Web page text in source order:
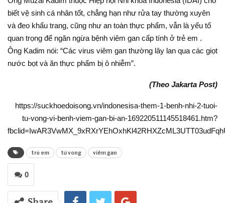
biết vệ sinh cá nhân tốt, chẳng hạn như rửa tay thường xuyên
và đeo khẩu trang, cũng như an toàn thực phẩm, vẫn là yếu tố
quan trọng để ngăn ngừa bệnh viêm gan cấp tính ở trẻ em .
Ông Kadim nói: “Các virus viêm gan thường lây lan qua các giọt
nước bọt và ăn thực phẩm bị ô nhiễm”.
(Theo Jakarta Post)
https://suckhoedoisong.vn/indonesisa-them-1-benh-nhi-2-tuoi-
tu-vong-vi-benh-viem-gan-bi-an-169220511145518461.htm?
trẻ em tử vong viêm gan
0